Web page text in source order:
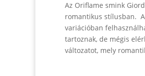
Az Oriflame smink
romantikus stílusban. A
variációban
tartoznak, de mégis
változatot, mely